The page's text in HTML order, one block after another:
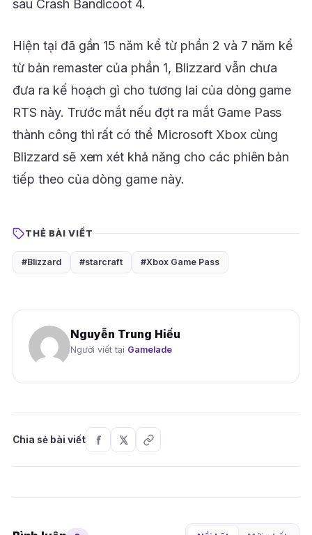
sau Crash Bandicoot 4.
Hiện tại đã gần 15 năm kể từ phần 2 và 7 năm kể
từ bản remaster của phần 1, Blizzard vẫn chưa
đưa ra kế hoạch gì cho tương lai của dòng game
RTS này. Trước mắt nếu đợt ra mắt Game Pass
thành công thì rất có thể Microsoft Xbox cùng
Blizzard sẽ xem xét khả năng cho các phiên bản
tiếp theo của dòng game này.
THẺ BÀI VIẾT
#Blizzard #starcraft #Xbox Game Pass
Nguyễn Trung Hiếu
Người viết tại Gamelade
Chia sẻ bài viết